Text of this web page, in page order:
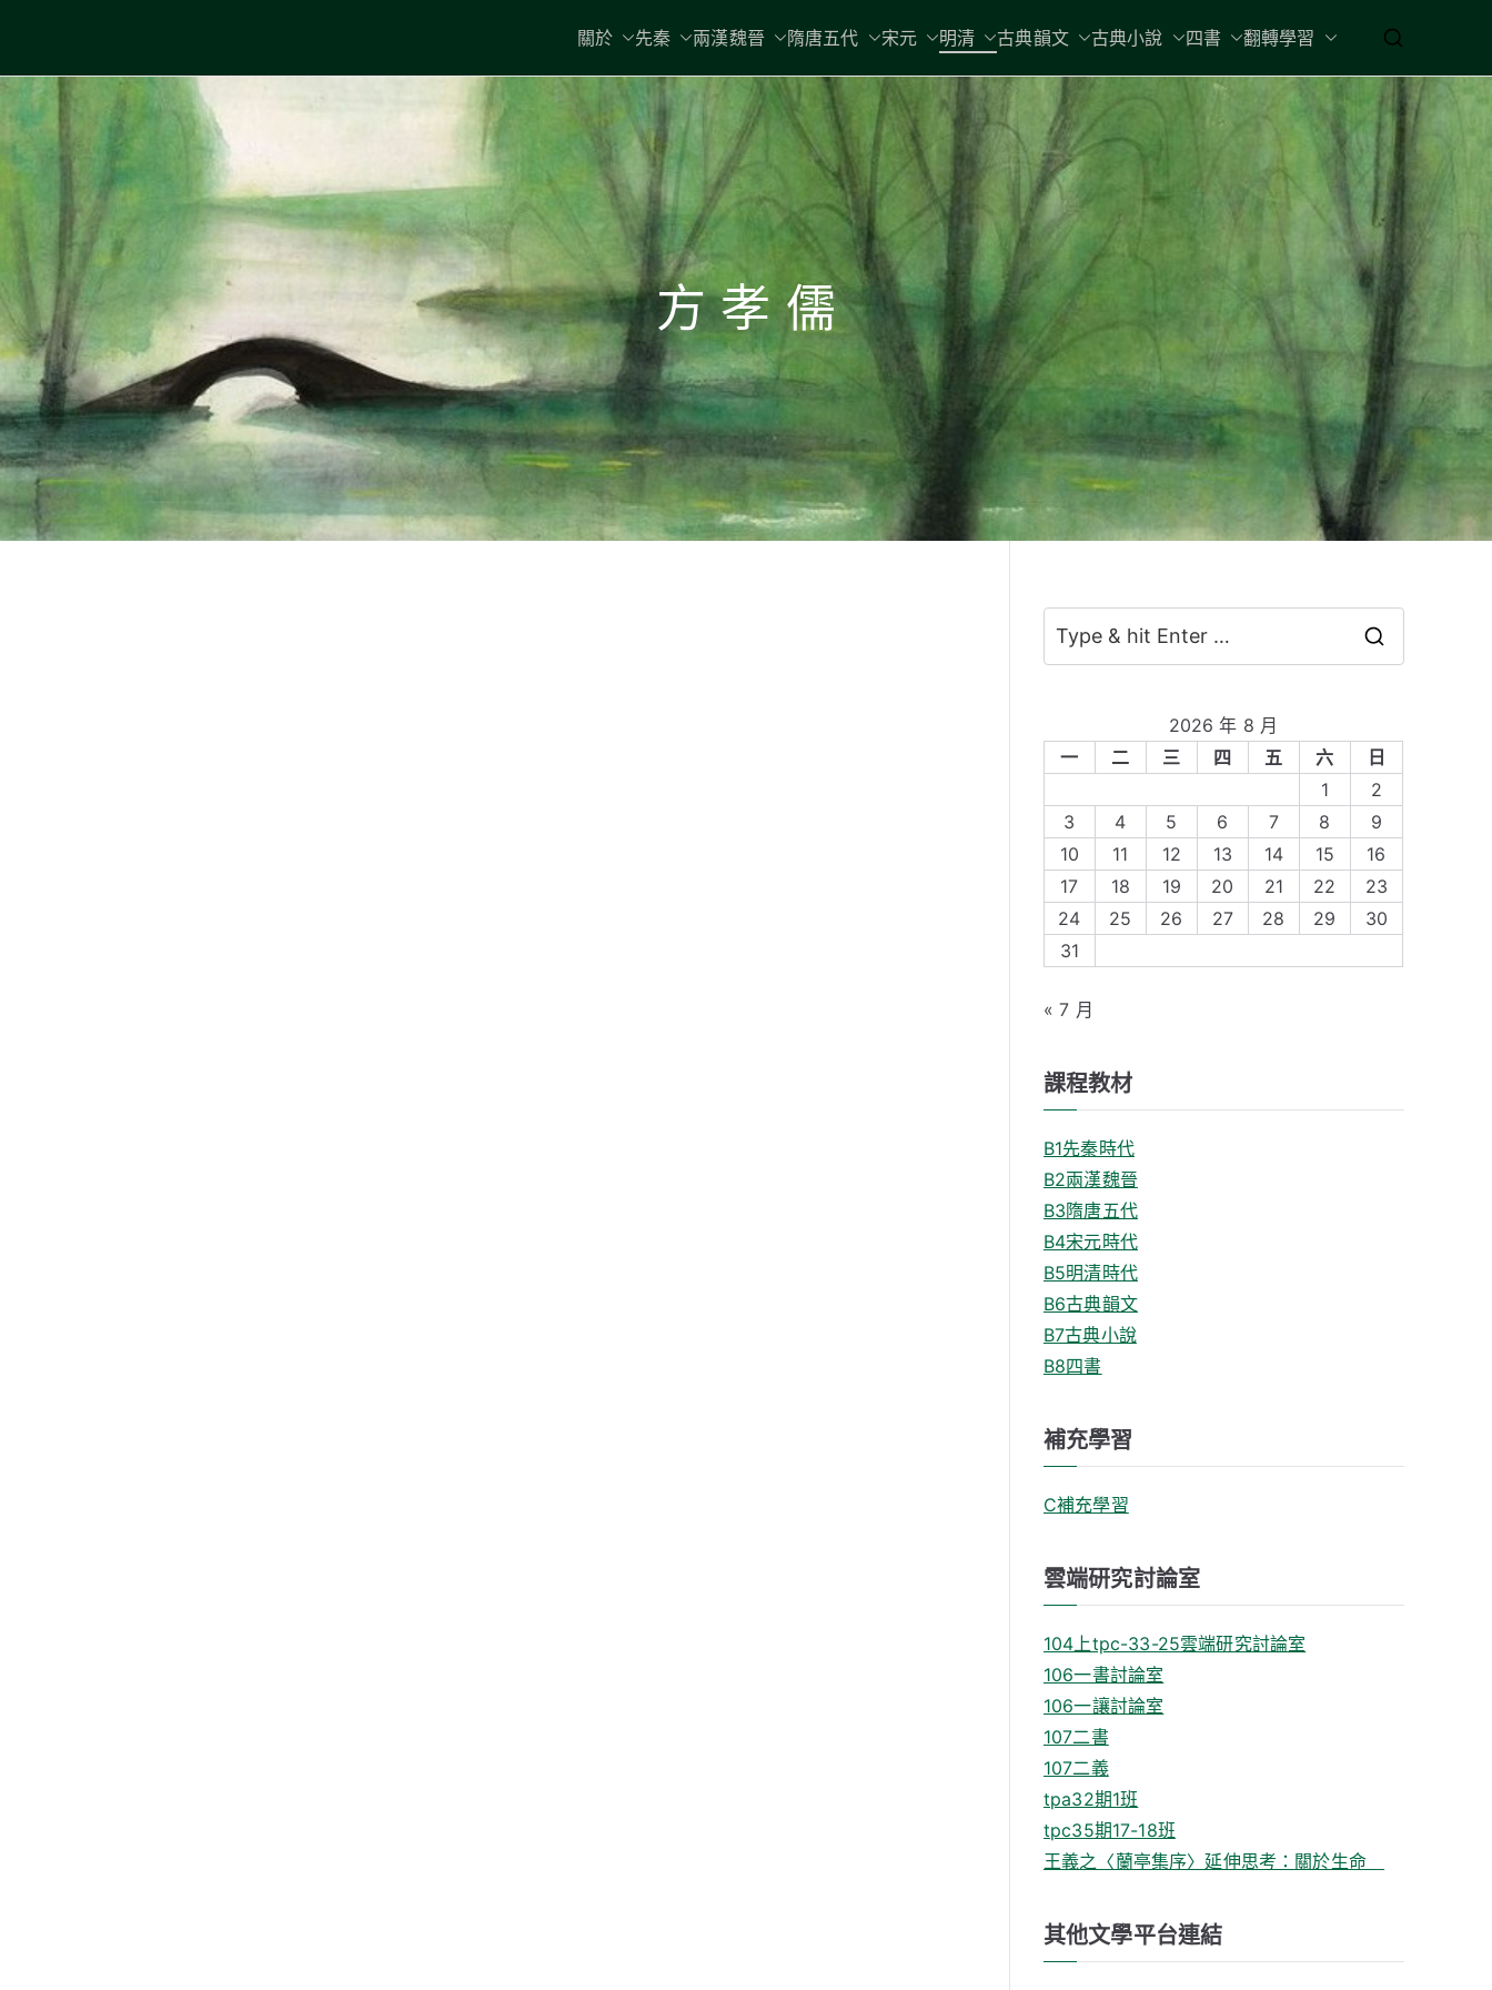
content
中國古典文學
關於 先秦 兩漢魏晉 隋唐五代 宋元 明清 古典韻文 古典小說 四書 翻轉學習
方 孝 儒
r
c
h
f
o
r
:
2026 年 8 月
一
二 三 四 五 六
日
1
2
3
4 5 6 7 8
9
10
11 12 13 14 15
16
17
18 19 20 21 22
23
24
25 26 27 28 29
30
31
« 7 月
課程教材
B1先秦時代
B2兩漢魏晉
B3隋唐五代
B4宋元時代
B5明清時代
B6古典韻文
B7古典小說
B8四書
補充學習
C補充學習
雲端研究討論室
104上tpc-33-25雲端研究討論室
106一書討論室
106一讓討論室
107二書
107二義
tpa32期1班
tpc35期17-18班
王義之〈蘭亭集序〉延伸思考：關於生命
其他文學平台連結